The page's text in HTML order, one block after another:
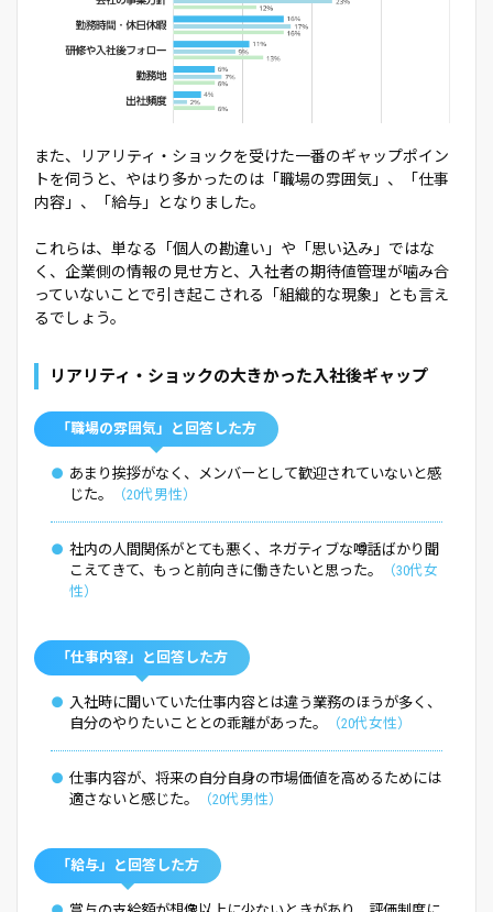
また、リアリティ・ショックを受けた一番のギャップポイン
トを伺うと、やはり多かったのは「職場の雰囲気」、「仕事
内容」、「給与」となりました。
これらは、単なる「個人の勘違い」や「思い込み」ではな
く、企業側の情報の見せ方と、入社者の期待値管理が噛み合
っていないことで引き起こされる「組織的な現象」とも言え
るでしょう。
リアリティ・ショックの大きかった入社後ギャップ
「職場の雰囲気」と回答した方
あまり挨拶がなく、メンバーとして歓迎されていないと感
じた。
20代男性
社内の人間関係がとても悪く、ネガティブな噂話ばかり聞
こえてきて、もっと前向きに働きたいと思った。
30代女
性
「仕事内容」と回答した方
入社時に聞いていた仕事内容とは違う業務のほうが多く、
自分のやりたいこととの乖離があった。
20代女性
仕事内容が、将来の自分自身の市場価値を高めるためには
適さないと感じた。
20代男性
「給与」と回答した方